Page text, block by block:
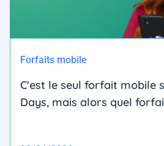
Forfaits mobile
C'est le seul forfait mobile
Days, mais alors quel